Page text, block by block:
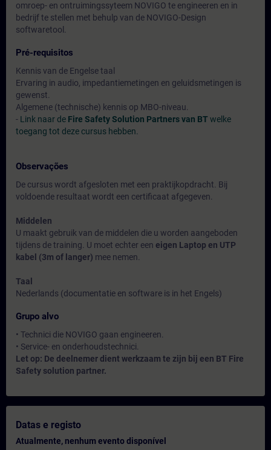
omroep- en ontruimingssyteem NOVIGO te engineeren en in
bedrijf te stellen met behulp van de NOVIGO-Design
softwaretool.
Pré-requisitos
Kennis van de Engelse taal
Ervaring in audio, impedantiemetingen en geluidsmetingen is
gewenst.
Algemene (technische) kennis op MBO-niveau.
- Link naar de Fire Safety Solution Partners van BTwelke
toegang tot deze cursus hebben.
Observações
De cursus wordt afgesloten met een praktijkopdracht. Bij
voldoende resultaat wordt een certificaat afgegeven.
Middelen
U maakt gebruik van de middelen die u worden aangeboden
tijdens de training. U moet echter een eigen Laptop en UTP
kabel (3m of langer) mee nemen.
Taal
Nederlands (documentatie en software is in het Engels)
Grupo alvo
• Technici die NOVIGO gaan engineeren.
• Service- en onderhoudstechnici.
Let op: De deelnemer dient werkzaam te zijn bij een BT Fire
Safety solution partner.
Datas e registo
Atualmente, nenhum evento disponível